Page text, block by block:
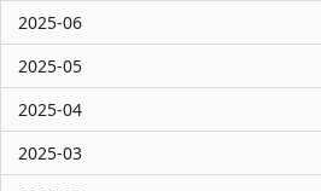
2025-06
2025-05
2025-04
2025-03